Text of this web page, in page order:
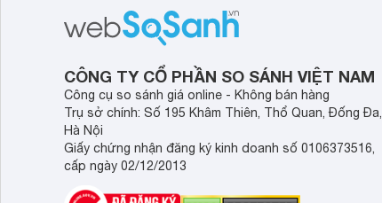
CÔNG TY CỔ PHẦN SO SÁNH VIỆT NAM
Công cụ so sánh giá online - Không bán hàng
Trụ sở chính: Số 195 Khâm Thiên, Thổ Quan, Đống Đa,
Hà Nội
Giấy chứng nhận đăng ký kinh doanh số 0106373516,
cấp ngày 02/12/2013